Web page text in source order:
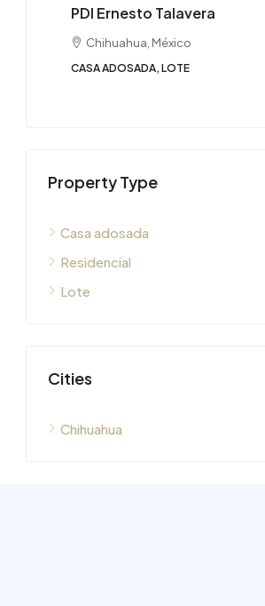
PDI Ernesto Talavera
Chihuahua, México
CASA ADOSADA, LOTE
Property Type
Casa adosada
Residencial
Lote
Cities
Chihuahua